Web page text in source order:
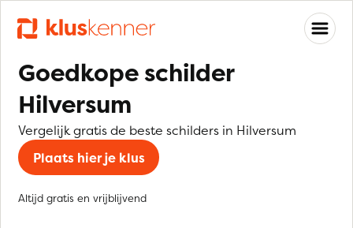
Goedkope schilder
Hilversum
Vergelijk gratis de beste schilders in Hilversum
Plaats hier je klus
Altijd gratis en vrijblijvend